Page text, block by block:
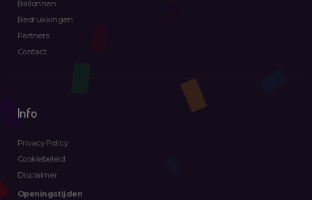
Ballonnen
Bedrukkingen
Partners
Contact
Info
Privacy Policy
Cookiebeleid
Disclaimer
Openingstijden